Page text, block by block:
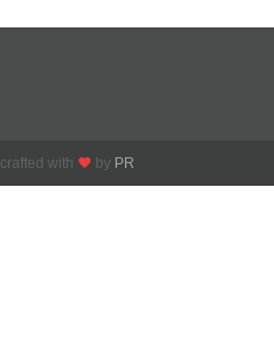
crafted with by PR